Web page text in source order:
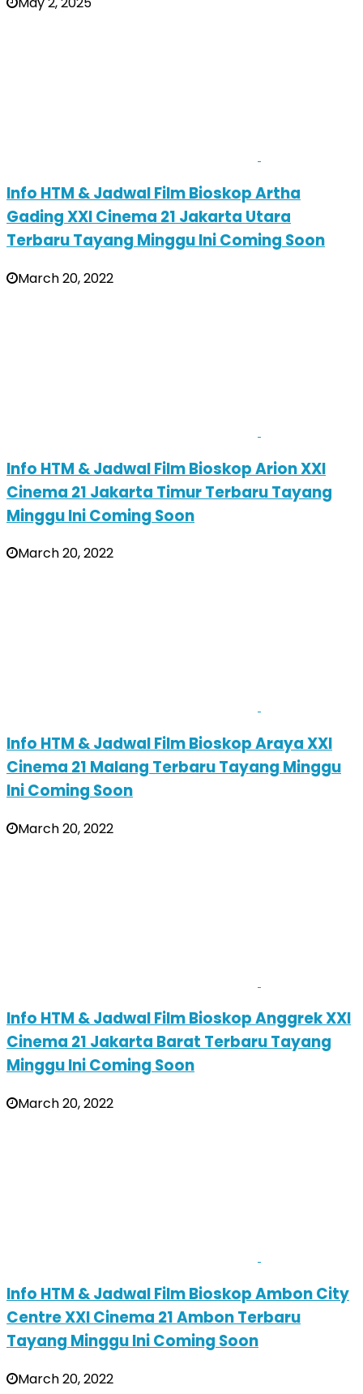
Info HTM & Jadwal Film Bioskop Artha
Gading XXI Cinema 21 Jakarta Utara
Terbaru Tayang Minggu Ini Coming Soon
March 20, 2022
Info HTM & Jadwal Film Bioskop Arion XXI
Cinema 21 Jakarta Timur Terbaru Tayang
Minggu Ini Coming Soon
March 20, 2022
Info HTM & Jadwal Film Bioskop Araya XXI
Cinema 21 Malang Terbaru Tayang Minggu
Ini Coming Soon
March 20, 2022
Info HTM & Jadwal Film Bioskop Anggrek XXI
Cinema 21 Jakarta Barat Terbaru Tayang
Minggu Ini Coming Soon
March 20, 2022
Info HTM & Jadwal Film Bioskop Ambon City
Centre XXI Cinema 21 Ambon Terbaru
Tayang Minggu Ini Coming Soon
March 20, 2022